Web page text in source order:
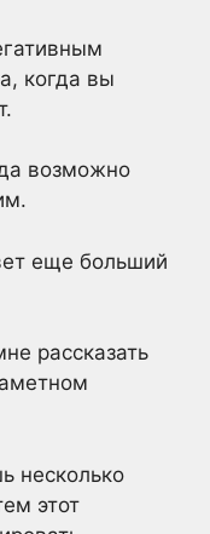
когда вы
возможно
еще больший
рассказать
несколько
этот